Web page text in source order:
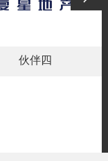
伙伴四